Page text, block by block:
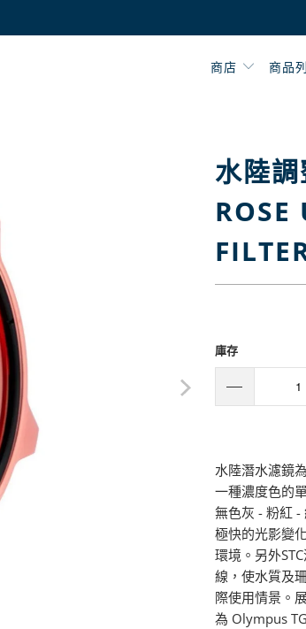
商店 商品
水陸
ROSE
庫存
水陸潛水濾鏡
一種濃度色的
無色灰 - 粉紅 -
極快的光影變
環境。另外
線，使水質及
際使用情景。
為 Olympus